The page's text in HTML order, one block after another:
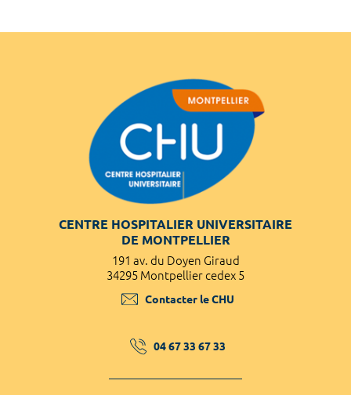
CENTRE HOSPITALIER UNIVERSITAIRE
DE MONTPELLIER
191 av. du Doyen Giraud
34295 Montpellier cedex 5
Contacter le CHU
04 67 33 67 33